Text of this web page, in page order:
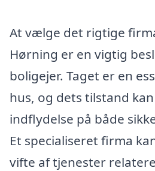
At vælge det rigtige
Hørning er en vigtig
boligejer. Taget er en
hus, og dets tilstand
indflydelse på både
Et specialiseret firma
vifte af tjenester